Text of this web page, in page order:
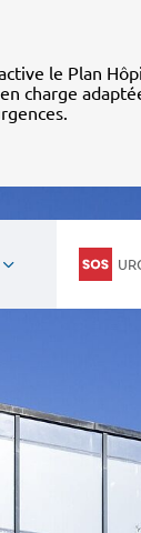
le Plan
charge